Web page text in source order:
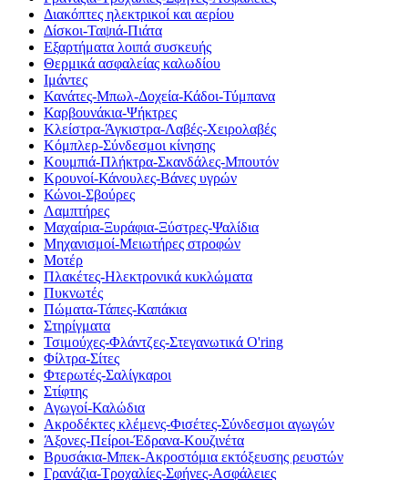
Διακόπτες ηλεκτρικοί και αερίου
Δίσκοι-Ταψιά-Πιάτα
Εξαρτήματα λοιπά συσκευής
Θερμικά ασφαλείας καλωδίου
Ιμάντες
Κανάτες-Μπωλ-Δοχεία-Κάδοι-Τύμπανα
Καρβουνάκια-Ψήκτρες
Κλείστρα-Άγκιστρα-Λαβές-Χειρολαβές
Κόμπλερ-Σύνδεσμοι κίνησης
Κουμπιά-Πλήκτρα-Σκανδάλες-Μπουτόν
Κρουνοί-Κάνουλες-Βάνες υγρών
Κώνοι-Σβούρες
Λαμπτήρες
Μαχαίρια-Ξυράφια-Ξύστρες-Ψαλίδια
Μηχανισμοί-Μειωτήρες στροφών
Μοτέρ
Πλακέτες-Ηλεκτρονικά κυκλώματα
Πυκνωτές
Πώματα-Τάπες-Καπάκια
Στηρίγματα
Τσιμούχες-Φλάντζες-Στεγανωτικά O'ring
Φίλτρα-Σίτες
Φτερωτές-Σαλίγκαροι
Στίφτης
Αγωγοί-Καλώδια
Ακροδέκτες κλέμενς-Φισέτες-Σύνδεσμοι αγωγών
Άξονες-Πείροι-Έδρανα-Κουζινέτα
Βρυσάκια-Μπεκ-Ακροστόμια εκτόξευσης ρευστών
Γρανάζια-Τροχαλίες-Σφήνες-Ασφάλειες